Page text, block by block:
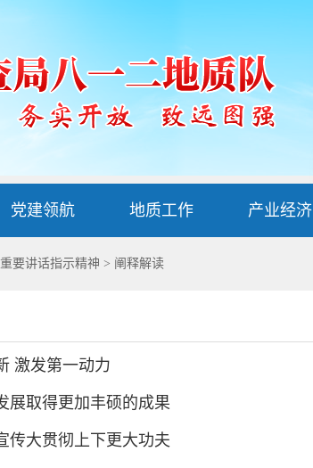
党建领航 地质工作 产业经济
要讲话指示精神 > 阐释解读
激发第一动力
展取得更加丰硕的成果
传大贯彻上下更大功夫